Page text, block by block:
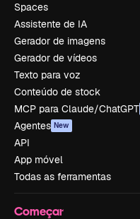
Spaces
Assistente de IA
Gerador de imagens
Gerador de vídeos
Texto para voz
Conteúdo de stock
MCP para Claude/ChatGPT
Agentes New
API
App móvel
Todas as ferramentas
Começar